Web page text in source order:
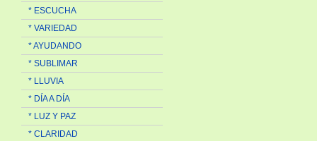
* ESCUCHA
* VARIEDAD
* AYUDANDO
* SUBLIMAR
* LLUVIA
* DÍA A DÍA
* LUZ Y PAZ
* CLARIDAD